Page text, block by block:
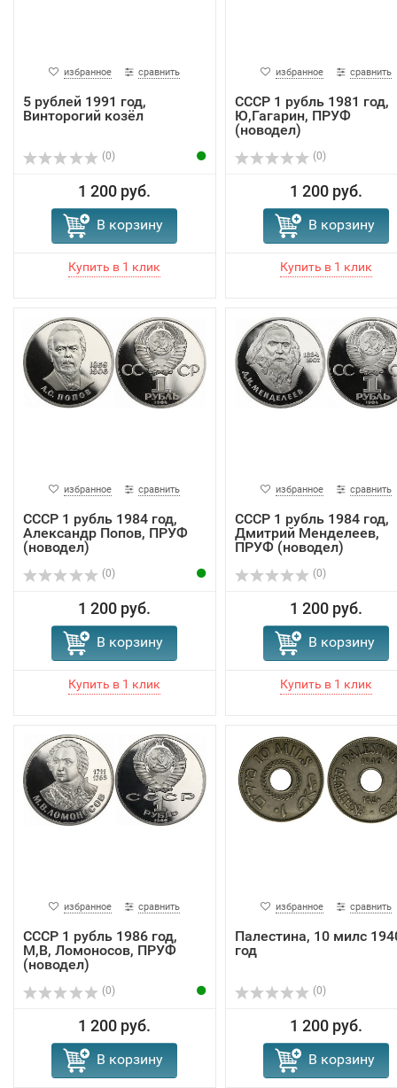
избранное сравнить
5 рублей 1991 год,
Винторогий козёл
(0)
1 200 руб.
В корзину
избранное сравнить
СССР 1 рубль 1981 год,
Ю,Гагарин, ПРУФ
(новодел)
(0)
1 200 руб.
В корзину
избранное сравнить
СССР 1 рубль 1984 год,
Александр Попов, ПРУФ
(новодел)
(0)
1 200 руб.
В корзину
избранное сравнить
СССР 1 рубль 1984 год,
Дмитрий Менделеев,
ПРУФ (новодел)
(0)
1 200 руб.
В корзину
избранное сравнить
СССР 1 рубль 1986 год,
М,В, Ломоносов, ПРУФ
(новодел)
(0)
1 200 руб.
В корзину
избранное сравнить
Палестина, 10 милс
год
(0)
1 200 руб.
В корзину